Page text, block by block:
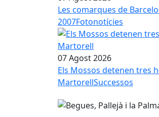
Les comarques de
2007Fotonotícies
07 Agost 2026
Els Mossos detenen tres
MartorellSuccessos